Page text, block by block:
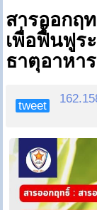
สารออกฤ
เพื่อฟื้นฟูร
ธาตุอาหา
tweet